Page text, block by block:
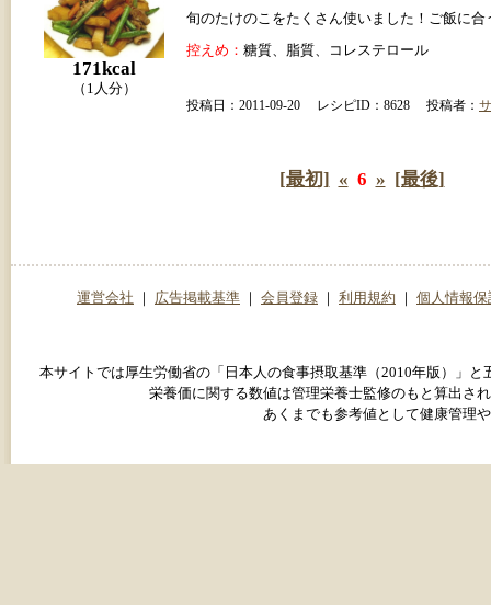
171kcal
（1人分）
旬のたけのこをたくさん使いました！ご飯に合
控えめ： 糖質、脂質、コレステロール
投稿日：2011-09-20 レシピID：8628 投稿者：
[最初] « 6 » [最後]
運営会社 広告掲載基準 会員登録 利用規約 個人情報保
本サイトでは厚生労働省の「日本人の食事摂取基準（2010年版）」
栄養価に関する数値は管理栄養士監修のもと算出さ
あくまでも参考値として健康管理